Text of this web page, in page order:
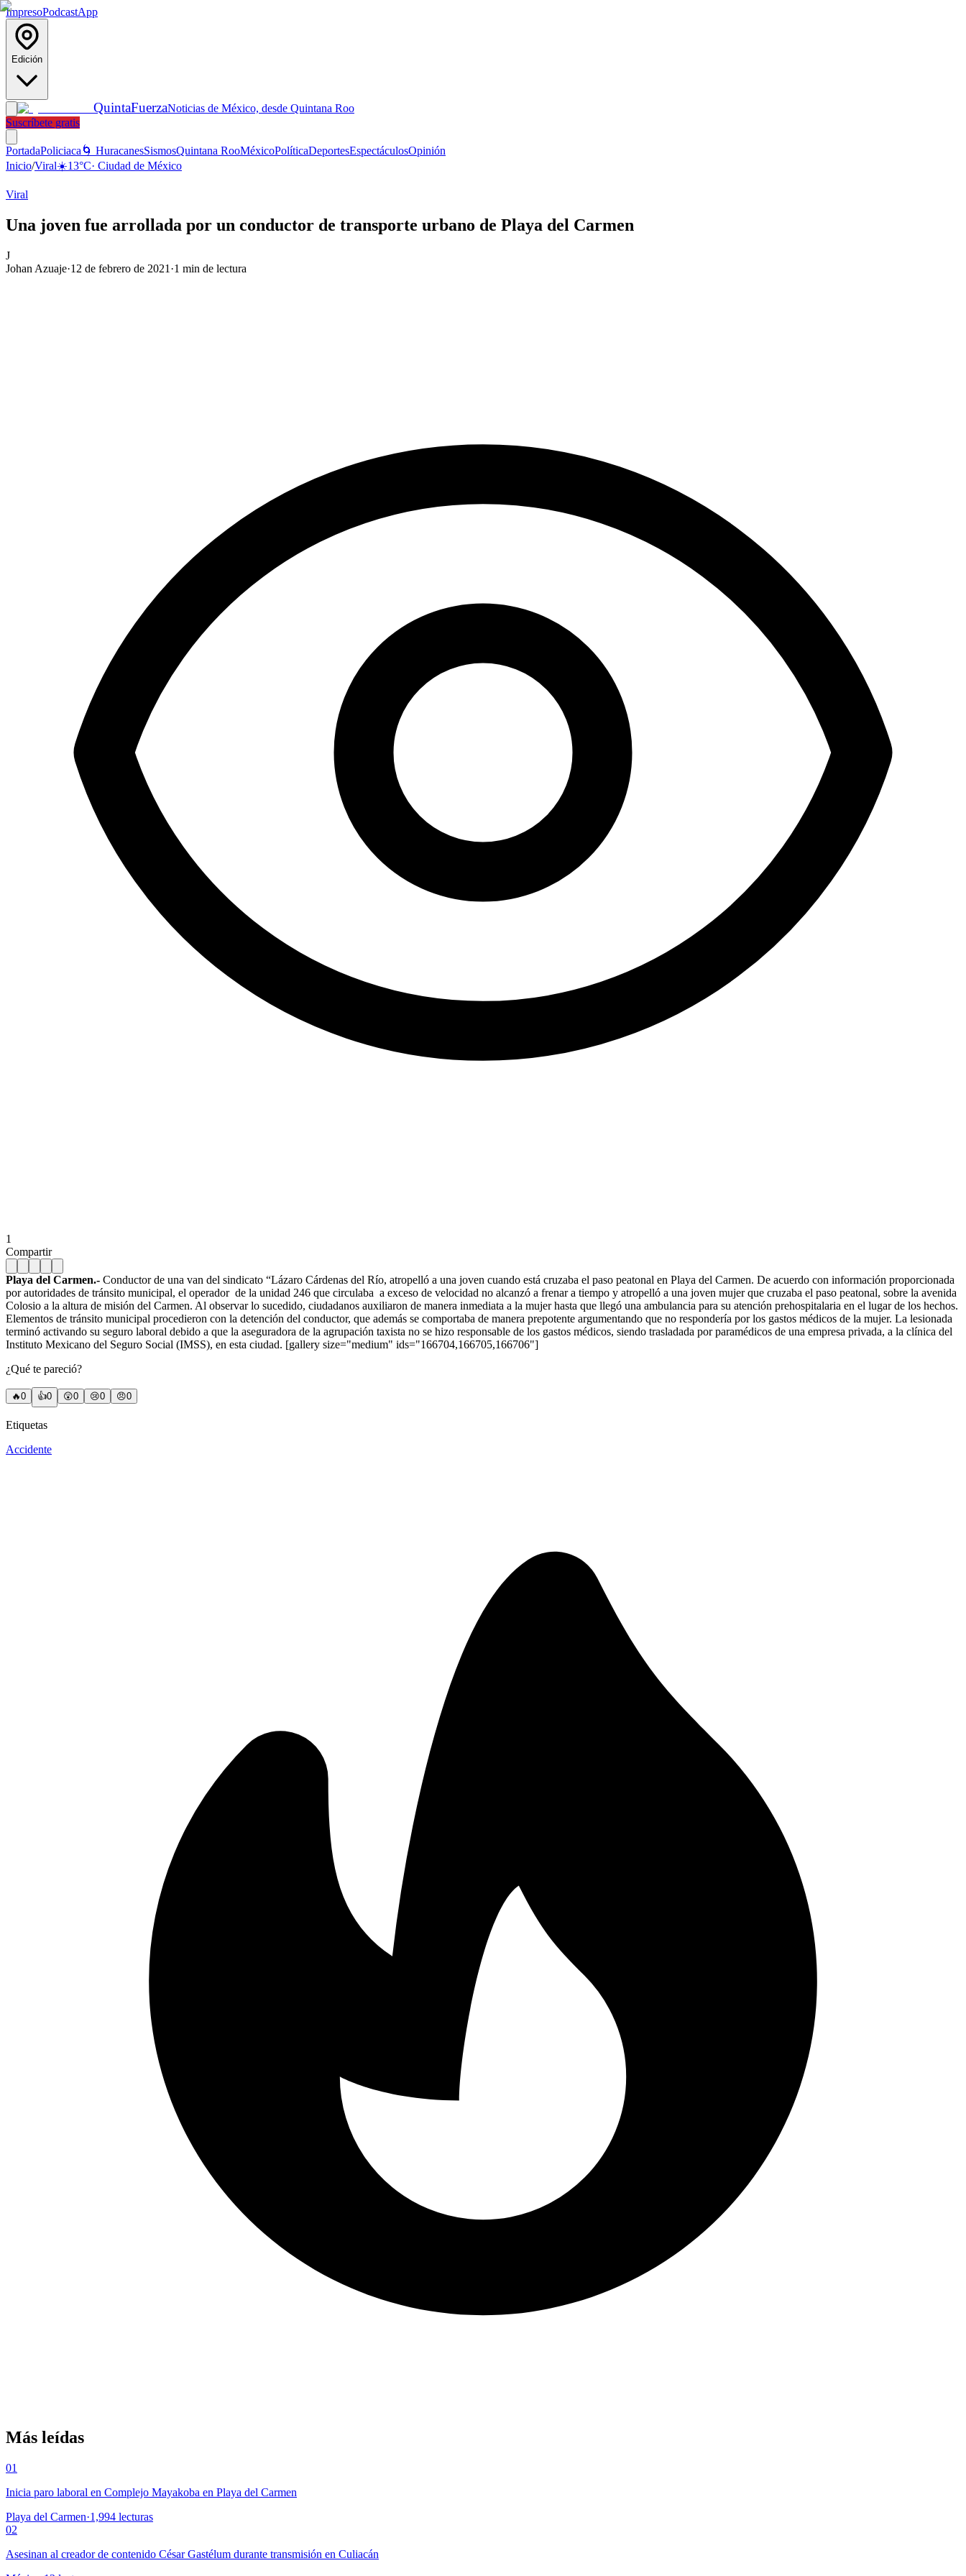
ImpresoPodcastApp
Edición
QuintaFuerzaNoticias de México, desde Quintana Roo
Suscríbete gratis
PortadaPoliciaca 🌀 HuracanesSismosQuintana RooMéxicoPolíticaDeportesEspectáculosOpinión
Inicio/Viral☀️13°C· Ciudad de México
Viral
Una joven fue arrollada por un conductor de transporte urbano de Playa del Carmen
J
Johan Azuaje·12 de febrero de 2021 ·1 min de lectura
1
Compartir
Playa del Carmen.- Conductor de una van del sindicato “Lázaro Cárdenas del Río, atropelló a una joven cuando está cruzaba el paso peatonal en Playa del Carmen. De acuerdo con información proporcionada
por autoridades de tránsito municipal, el operador de la unidad 246 que circulaba a exceso de velocidad no alcanzó a frenar a tiempo y atropelló a una joven mujer que cruzaba el paso peatonal, sobre la avenida
Colosio a la altura de misión del Carmen. Al observar lo sucedido, ciudadanos auxiliaron de manera inmediata a la mujer hasta que llegó una ambulancia para su atención prehospitalaria en el lugar de los hechos.
Elementos de tránsito municipal procedieron con la detención del conductor, que además se comportaba de manera prepotente argumentando que no respondería por los gastos médicos de la mujer. La lesionada
terminó activando su seguro laboral debido a que la aseguradora de la agrupación taxista no se hizo responsable de los gastos médicos, siendo trasladada por paramédicos de una empresa privada, a la clínica del
Instituto Mexicano del Seguro Social (IMSS), en esta ciudad. [gallery size="medium" ids="166704,166705,166706"]
¿Qué te pareció?
🔥0 👍0 😲0 😢0 😠0
Etiquetas
Accidente
Más leídas
01
Inicia paro laboral en Complejo Mayakoba en Playa del Carmen
Playa del Carmen·1,994 lecturas
02
Asesinan al creador de contenido César Gastélum durante transmisión en Culiacán